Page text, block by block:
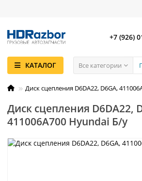
+7 (926)
КАТАЛОГ Все категории
Диск сцепления D6DA22, D6GA,
Диск сцепления D6DA22,
411006A700 Hyundai Б/у